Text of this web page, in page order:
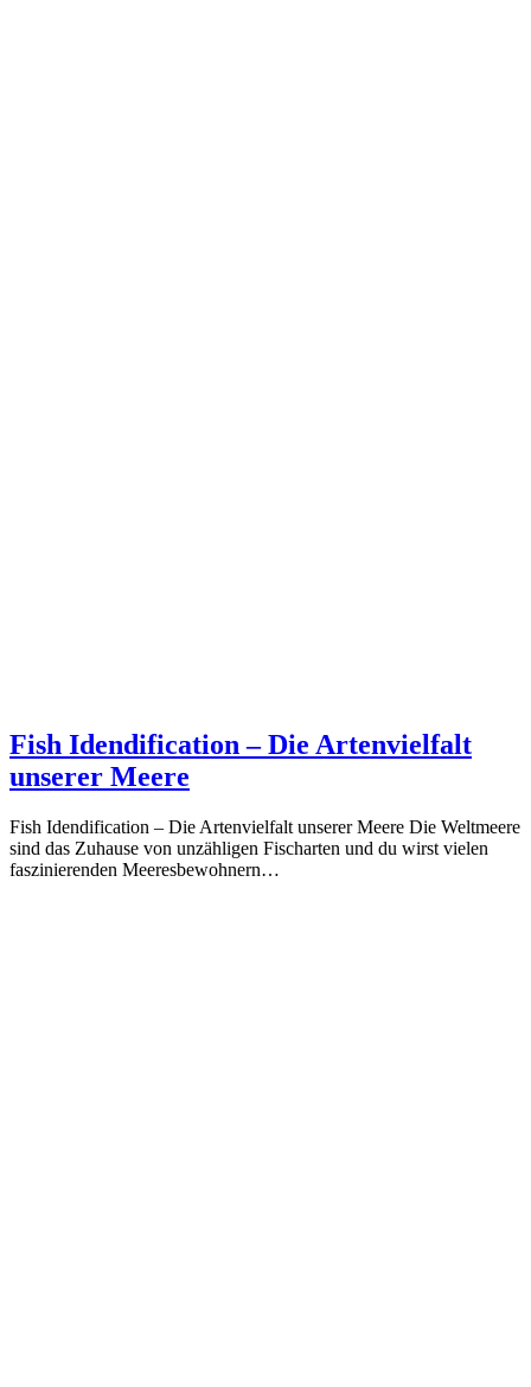
Fish Idendification – Die Artenvielfalt
unserer Meere
Fish Idendification – Die Artenvielfalt unserer Meere Die Weltmeere
sind das Zuhause von unzähligen Fischarten und du wirst vielen
faszinierenden Meeresbewohnern…